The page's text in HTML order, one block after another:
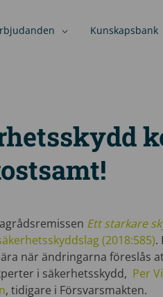
Kunskapsbank
Ett starkare
(2018:585).
när ändringarna föreslås
i säkerhetsskydd, Per
, tidigare i Försvarsmakten.